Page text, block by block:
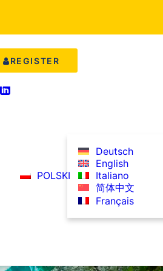
REGISTER
POLSKI
Deutsch
English
Italiano
简体中文
Français